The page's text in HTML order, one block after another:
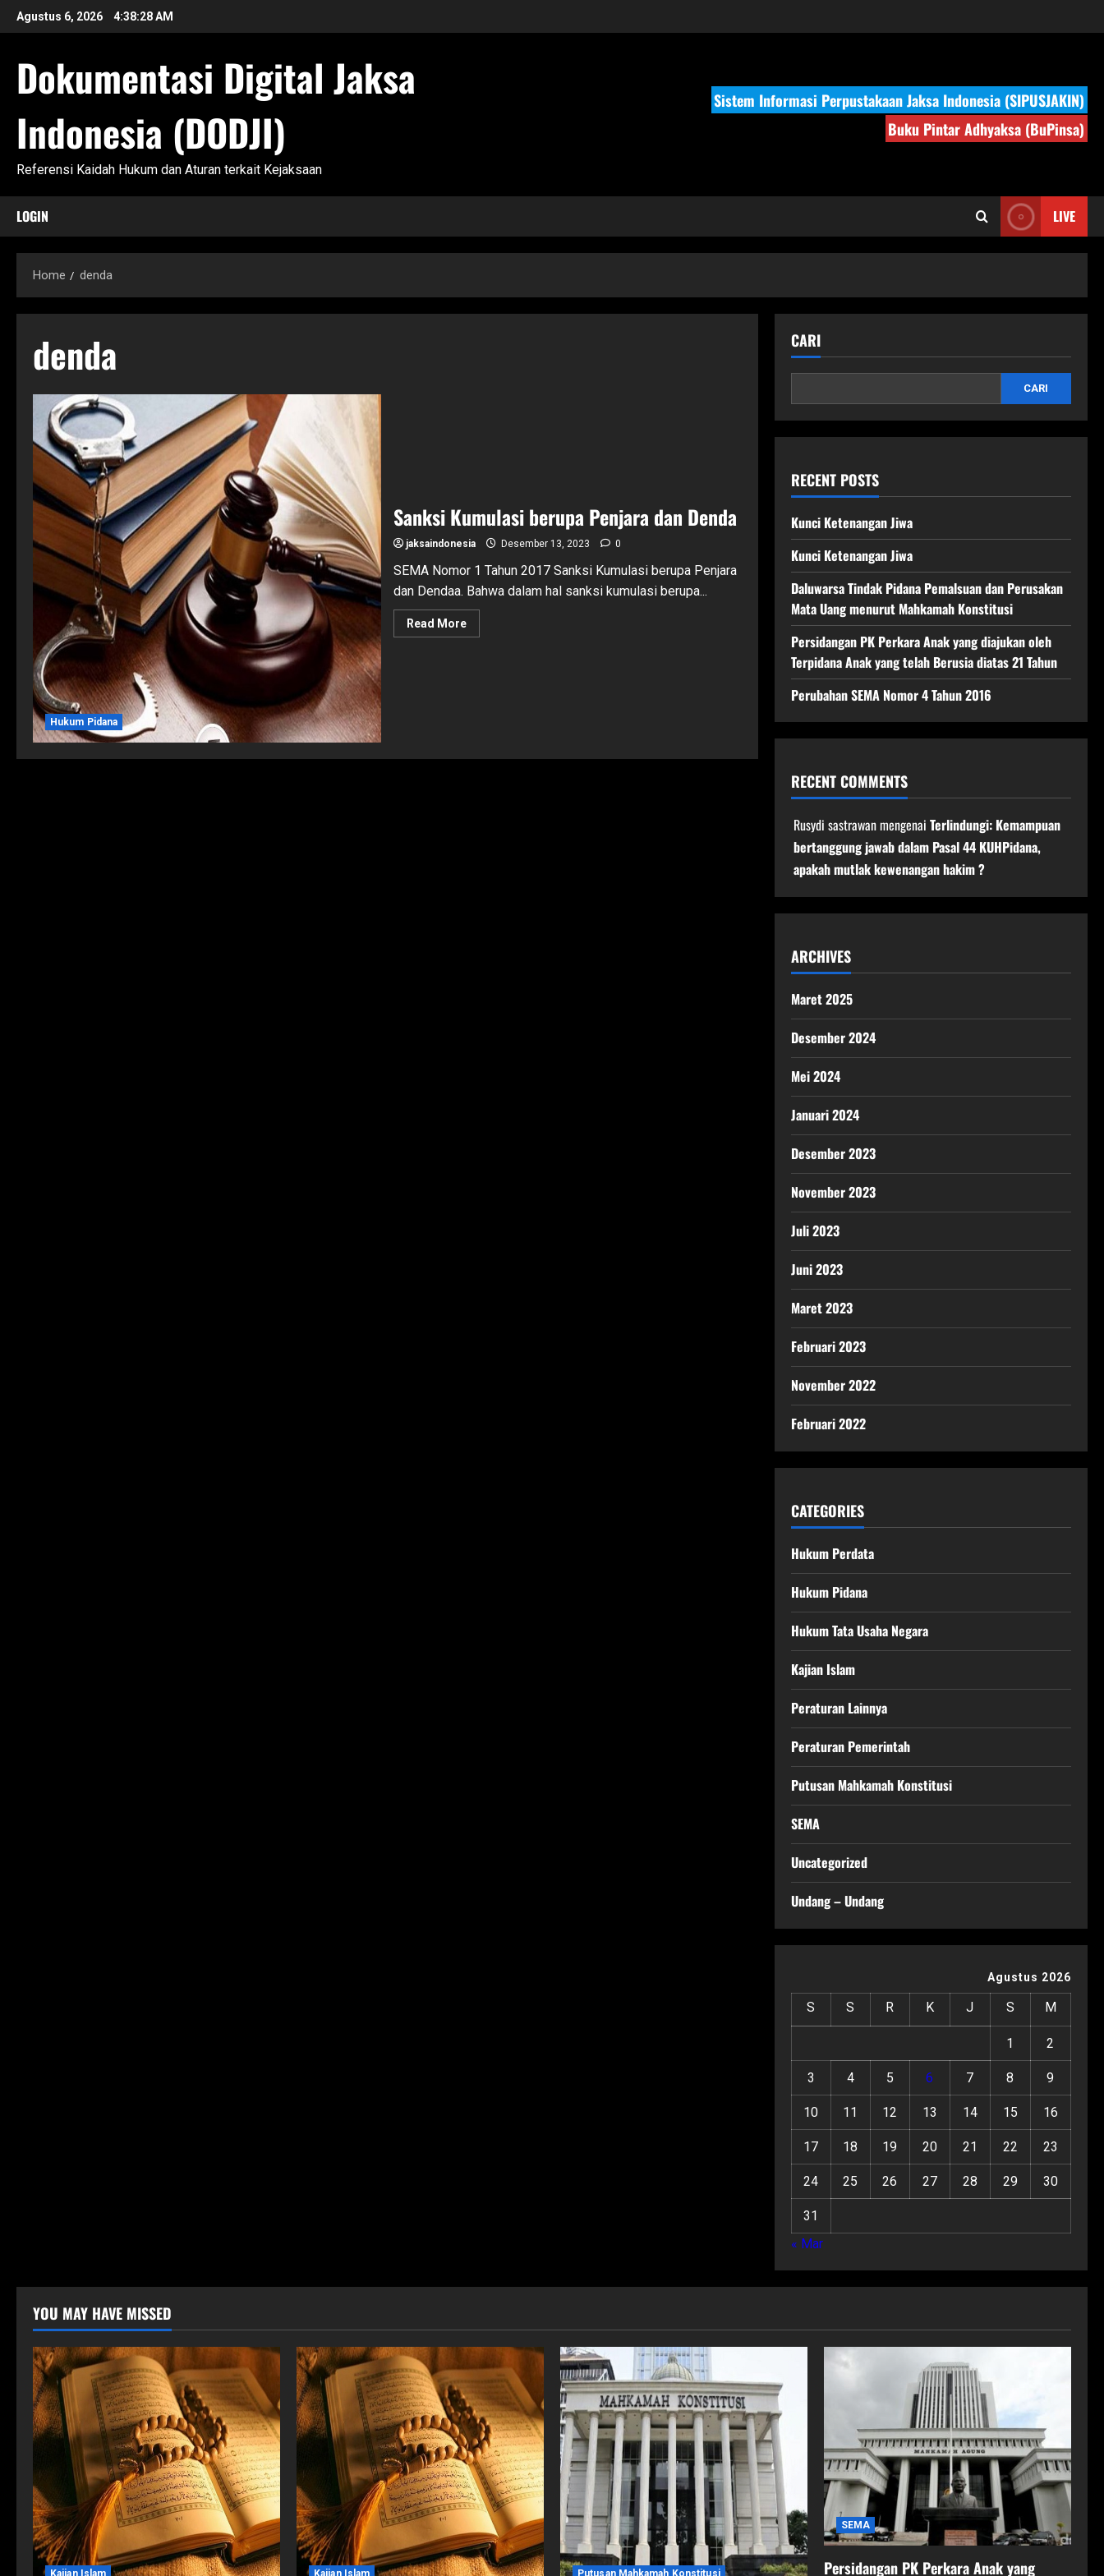
Skip
to
Agustus 6, 2026 4:38:29 AM
Dokumentasi Digital Jaksa
Indonesia (DODJI)
Referensi Kaidah Hukum dan Aturan terkait Kejaksaan
Sistem Informasi Perpustakaan Jaksa Indonesia (SIPUSJAKIN)
Buku Pintar Adhyaksa (BuPinsa)
LOGIN LIVE
Home denda
denda
Hukum Pidana
Sanksi Kumulasi berupa Penjara dan Denda
jaksaindonesia Desember 13, 2023 0
SEMA Nomor 1 Tahun 2017 Sanksi Kumulasi berupa Penjara
dan Dendaa. Bahwa dalam hal sanksi kumulasi berupa...
Read MoreRead
more
CARI
CARI
RECENT POSTS
Kunci Ketenangan Jiwa
Kunci Ketenangan Jiwa
Daluwarsa Tindak Pidana Pemalsuan dan Perusakan
Mata Uang menurut Mahkamah Konstitusi
Persidangan PK Perkara Anak yang diajukan oleh
Terpidana Anak yang telah Berusia diatas 21 Tahun
Perubahan SEMA Nomor 4 Tahun 2016
RECENT COMMENTS
Rusydi sastrawanmengenai Terlindungi: Kemampuan
bertanggung jawab dalam Pasal 44 KUHPidana,
apakah mutlak kewenangan hakim ?
ARCHIVES
Maret 2025
Desember 2024
Mei 2024
Januari 2024
Desember 2023
November 2023
Juli 2023
Juni 2023
Maret 2023
Februari 2023
November 2022
Februari 2022
CATEGORIES
Hukum Perdata
Hukum Pidana
Hukum Tata Usaha Negara
Kajian Islam
Peraturan Lainnya
Peraturan Pemerintah
Putusan Mahkamah Konstitusi
SEMA
Uncategorized
Undang – Undang
Agustus 2026
S S R K J S M
1 2
3 4 5 6 7 8 9
10 11 12 13 14 15 16
17 18 19 20 21 22 23
24 25 26 27 28 29 30
31
« Mar
YOU MAY HAVE MISSED
Kajian Islam Kajian Islam Putusan Mahkamah Konstitusi
SEMA
Persidangan PK Perkara Anak yang